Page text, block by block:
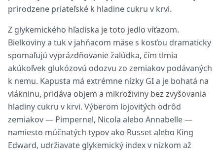
prirodzene priateľské k hladine cukru v krvi.
Z glykemického hľadiska je toto jedlo víťazom.
Bielkoviny a tuk v jahňacom mäse s kosťou dramaticky
spomaľujú vyprázdňovanie žalúdka, čím tlmia
akúkoľvek glukózovú odozvu zo zemiakov podávaných
k nemu. Kapusta má extrémne nízky GI a je bohatá na
vlákninu, pridáva objem a mikroživiny bez zvyšovania
hladiny cukru v krvi. Výberom lojovitých odrôd
zemiakov — Pimpernel, Nicola alebo Annabelle —
namiesto múčnatých typov ako Russet alebo King
Edward, udržiavate glykemický index v nízkom až